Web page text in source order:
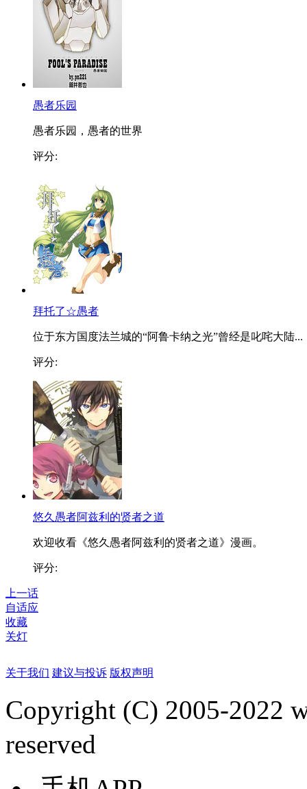
愚者乐园
愚者乐园，愚者的世界
评分:
拜托了☆愚者
位于东方国度法兰城的“阿鲁卡纳之光”曾经是叱咤大陆...
评分:
悠久愚者阿兹利的贤者之道
欢迎收看《悠久愚者阿兹利的贤者之道》漫画。
评分:
上一话
自适应
收藏
关灯
关于我们 建议与投诉 版权声明
Copyright (C) 2005-2022
reserved